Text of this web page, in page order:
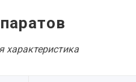
характеристика